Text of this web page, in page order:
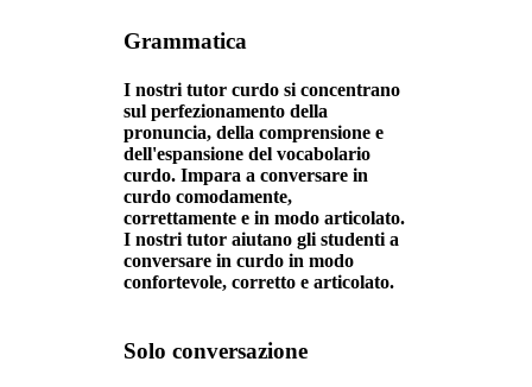
Grammatica
I nostri tutor curdo si concentrano
sul perfezionamento della
pronuncia, della comprensione e
dell'espansione del vocabolario
curdo. Impara a conversare in
curdo comodamente,
correttamente e in modo articolato.
I nostri tutor aiutano gli studenti a
conversare in curdo in modo
confortevole, corretto e articolato.
Solo conversazione